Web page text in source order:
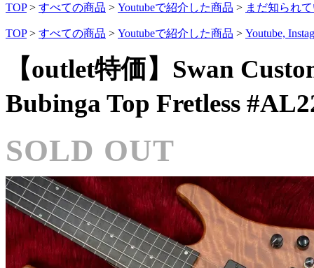
TOP > すべての商品 > Youtubeで紹介した商品 > まだ知られ
TOP > すべての商品 > Youtubeで紹介した商品 > Youtube,
【outlet特価】Swan
Bubinga Top Fretless
SOLD OUT